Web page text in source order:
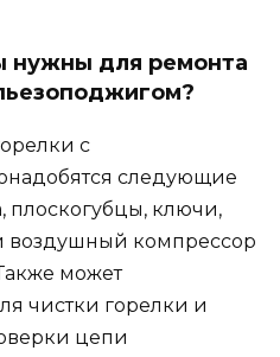
нужны для ремонта
с
следующие
плоскогубцы, ключи,
воздушный компрессор
может
чистки горелки и
цепи